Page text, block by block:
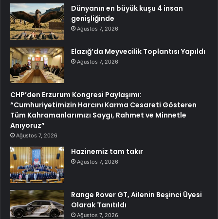
Dünyanın en büyük kuşu 4 insan
genişliğinde
Ağustos 7, 2026
Elazığ’da Meyvecilik Toplantısı Yapıldı
Ağustos 7, 2026
CHP’den Erzurum Kongresi Paylaşımı:
“Cumhuriyetimizin Harcını Karma Cesareti Gösteren
Tüm Kahramanlarımızı Saygı, Rahmet ve Minnetle
Anıyoruz”
Ağustos 7, 2026
Hazinemiz tam takır
Ağustos 7, 2026
Range Rover GT, Ailenin Beşinci Üyesi
Olarak Tanıtıldı
Ağustos 7, 2026